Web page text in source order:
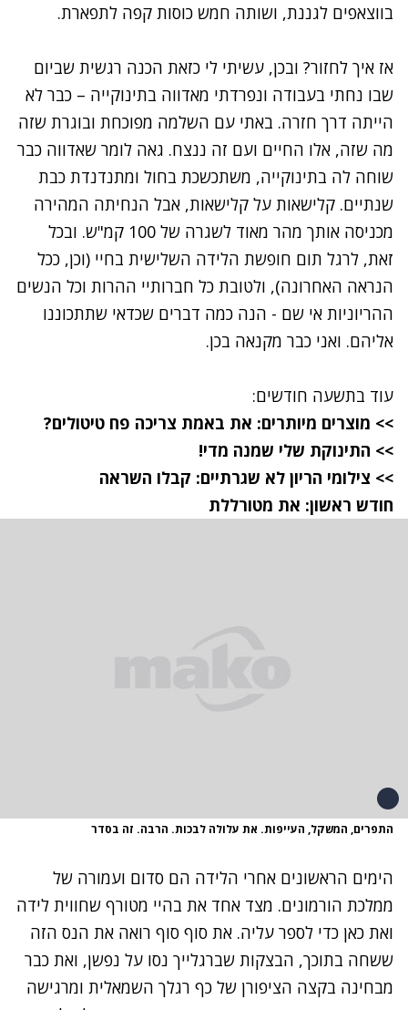
בווצאפים לגננת, ושותה חמש כוסות קפה לתפארת.
אז איך לחזור? ובכן, עשיתי לי כזאת הכנה רגשית שביום
שבו נחתי בעבודה ונפרדתי מאדווה בתינוקייה – כבר לא
הייתה דרך חזרה. באתי עם השלמה מפוכחת ובוגרת שזה
מה שזה, אלו החיים ועם זה ננצח. גאה לומר שאדווה כבר
שוחה לה בתינוקייה, משתכשכת בחול ומתנדנדת כבת
שנתיים. קלישאות על קלישאות, אבל הנחיתה המהירה
מכניסה אותך מהר מאוד לשגרה של 100 קמ"ש. ובכל
זאת, לרגל תום חופשת הלידה השלישית בחיי (וכן, ככל
הנראה האחרונה), ולטובת כל חברותיי ההרות וכל הנשים
ההריוניות אי שם - הנה כמה דברים שכדאי שתתכוננו
אליהם. ואני כבר מקנאה בכן.
עוד בתשעה חודשים:
>> מוצרים מיותרים: את באמת צריכה פח טיטולים?
>> התינוקת שלי שמנה מדי!
>> צילומי הריון לא שגרתיים: קבלו השראה
חודש ראשון: את מטורללת
התפרים, המשקל, העייפות. את עלולה לבכות. הרבה. זה בסדר
הימים הראשונים אחרי הלידה הם סדום ועמורה של
ממלכת הורמונים. מצד אחד את בהיי מטורף שחווית לידה
ואת כאן כדי לספר עליה. את סוף סוף רואה את הנס הזה
ששחה בתוכך, הבצקות שברגלייך נסו על נפשן, ואת כבר
מבחינה בקצה הציפורן של כף רגלך השמאלית ומרגישה